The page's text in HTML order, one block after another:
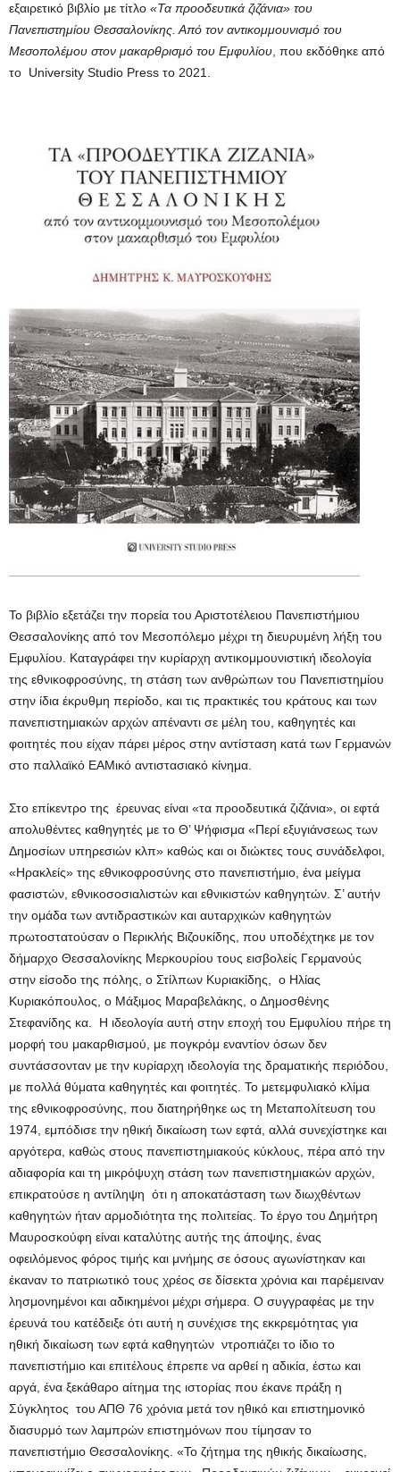
εξαιρετικό βιβλίο με τίτλο «Τα προοδευτικά ζιζάνια» του
Πανεπιστημίου Θεσσαλονίκης. Από τον αντικομμουνισμό του
Μεσοπολέμου στον μακαρθρισμό του Εμφυλίου, που εκδόθηκε από
το University Studio Press το 2021.
Το βιβλίο εξετάζει την πορεία του Αριστοτέλειου Πανεπιστήμιου
Θεσσαλονίκης από τον Μεσοπόλεμο μέχρι τη διευρυμένη λήξη του
Εμφυλίου. Καταγράφει την κυρίαρχη αντικομμουνιστική ιδεολογία
της εθνικοφροσύνης, τη στάση των ανθρώπων του Πανεπιστημίου
στην ίδια έκρυθμη περίοδο, και τις πρακτικές του κράτους και των
πανεπιστημιακών αρχών απέναντι σε μέλη του, καθηγητές και
φοιτητές που είχαν πάρει μέρος στην αντίσταση κατά των Γερμανών
στο παλλαϊκό ΕΑΜικό αντιστασιακό κίνημα.
Στο επίκεντρο της έρευνας είναι «τα προοδευτικά ζιζάνια», οι εφτά
απολυθέντες καθηγητές με το Θ’ Ψήφισμα «Περί εξυγιάνσεως των
Δημοσίων υπηρεσιών κλπ» καθώς και οι διώκτες τους συνάδελφοι,
«Ηρακλείς» της εθνικοφροσύνης στο πανεπιστήμιο, ένα μείγμα
φασιστών, εθνικοσοσιαλιστών και εθνικιστών καθηγητών. Σ’ αυτήν
την ομάδα των αντιδραστικών και αυταρχικών καθηγητών
πρωτοστατούσαν ο Περικλής Βιζουκίδης, που υποδέχτηκε με τον
δήμαρχο Θεσσαλονίκης Μερκουρίου τους εισβολείς Γερμανούς
στην είσοδο της πόλης, ο Στίλπων Κυριακίδης, ο Ηλίας
Κυριακόπουλος, ο Μάξιμος Μαραβελάκης, ο Δημοσθένης
Στεφανίδης κα. Η ιδεολογία αυτή στην εποχή του Εμφυλίου πήρε τη
μορφή του μακαρθισμού, με πογκρόμ εναντίον όσων δεν
συντάσσονταν με την κυρίαρχη ιδεολογία της δραματικής περιόδου,
με πολλά θύματα καθηγητές και φοιτητές. Το μετεμφυλιακό κλίμα
της εθνικοφροσύνης, που διατηρήθηκε ως τη Μεταπολίτευση του
1974, εμπόδισε την ηθική δικαίωση των εφτά, αλλά συνεχίστηκε και
αργότερα, καθώς στους πανεπιστημιακούς κύκλους, πέρα από την
αδιαφορία και τη μικρόψυχη στάση των πανεπιστημιακών αρχών,
επικρατούσε η αντίληψη ότι η αποκατάσταση των διωχθέντων
καθηγητών ήταν αρμοδιότητα της πολιτείας. Το έργο του Δημήτρη
Μαυροσκούφη είναι καταλύτης αυτής της άποψης, ένας
οφειλόμενος φόρος τιμής και μνήμης σε όσους αγωνίστηκαν και
έκαναν το πατριωτικό τους χρέος σε δίσεκτα χρόνια και παρέμειναν
λησμονημένοι και αδικημένοι μέχρι σήμερα. Ο συγγραφέας με την
έρευνά του κατέδειξε ότι αυτή η συνέχισε της εκκρεμότητας για
ηθική δικαίωση των εφτά καθηγητών ντροπιάζει το ίδιο το
πανεπιστήμιο και επιτέλους έπρεπε να αρθεί η αδικία, έστω και
αργά, ένα ξεκάθαρο αίτημα της ιστορίας που έκανε πράξη η
Σύγκλητος του ΑΠΘ 76 χρόνια μετά τον ηθικό και επιστημονικό
διασυρμό των λαμπρών επιστημόνων που τίμησαν το
πανεπιστήμιο Θεσσαλονίκης. «Το ζήτημα της ηθικής δικαίωσης,